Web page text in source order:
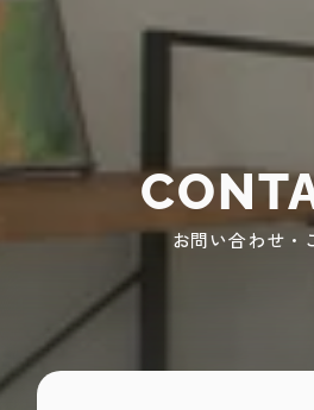
お問い合わせ・